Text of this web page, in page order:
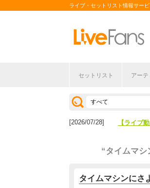
ライブ・セットリスト情報サービ
セットリスト アーテ
[2026/04/27] 【フェス
[2026/07/28] 【ライブ
“タイムマ
タイムマシンにさ